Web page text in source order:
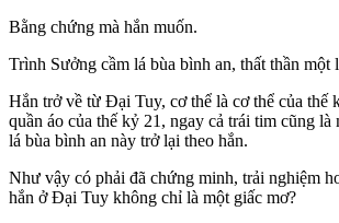
Bằng chứng mà hắn muốn.
Trình Sưởng cầm lá bùa bình an, thất thần một
Hắn trở về từ Đại Tuy, cơ thể là cơ thể của thế
quần áo của thế kỷ 21, ngay cả trái tim cũng là
lá bùa bình an này trở lại theo hắn.
Như vậy có phải đã chứng minh, trải nghiệm
hắn ở Đại Tuy không chỉ là một giấc mơ?